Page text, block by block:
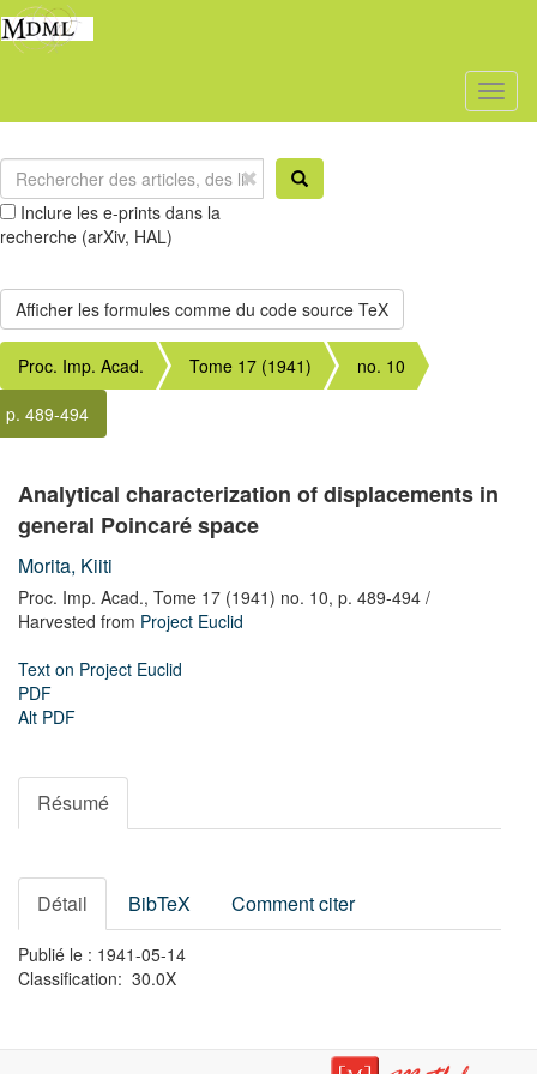
Inclure les e-prints dans la
recherche (arXiv, HAL)
Proc. Imp. Acad. Tome 17 (1941)
no. 10
p. 489-494
Analytical characterization of displacements in
general Poincaré space
Morita, Kiiti
Proc. Imp. Acad., Tome 17 (1941) no. 10, p. 489-494 /
Harvested from Project Euclid
Text on Project Euclid
PDF
Alt PDF
Résumé
Détail BibTeX Comment citer
Publié le : 1941-05-14
Classification: 30.0X